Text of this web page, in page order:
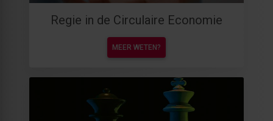
Regie in de Circulaire Economie
MEER WETEN?